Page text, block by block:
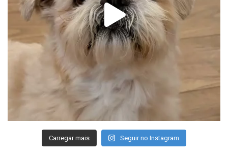
Carregar mais Seguir no Instagram